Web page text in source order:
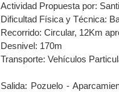
Actividad Propuesta por:
Dificultad Física y Técnica:
Recorrido: Circular, 12Km
Desnivel: 170m
Transporte: Vehículos
Salida: Pozuelo -